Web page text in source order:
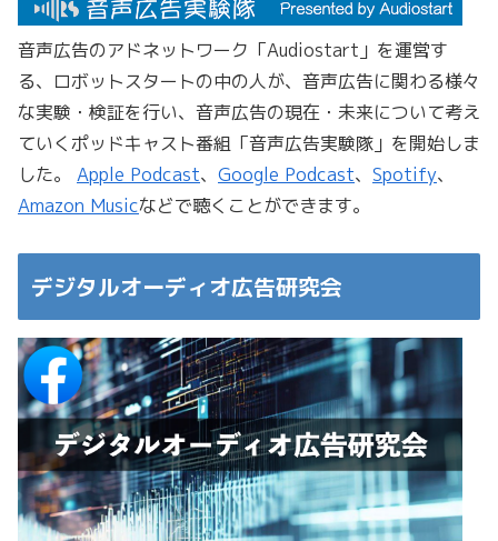
音声広告のアドネットワーク「Audiostart」を運営す
る、ロボットスタートの中の人が、音声広告に関わる様々
な実験・検証を行い、音声広告の現在・未来について考え
ていくポッドキャスト番組「音声広告実験隊」を開始しま
した。 Apple Podcast、 Google Podcast、 Spotify、
Amazon Musicなどで聴くことができます。
デジタルオーディオ広告研究会